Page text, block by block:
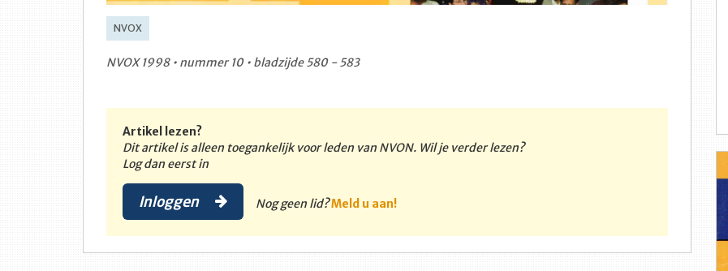
NVOX
NVOX 1998 • nummer 10 • bladzijde 580 - 583
Artikel lezen?
Dit artikel is alleen toegankelijk voor leden van NVON. Wil je verder lezen?
Log dan eerst in
Inloggen Nog geen lid?Meld u aan!